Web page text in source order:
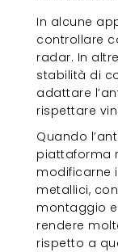
In alcune
controllare
radar. In
stabilità di
adattare
rispettare
Quando
piattaforma
modificarne
metallici,
montaggio
rendere
rispetto a